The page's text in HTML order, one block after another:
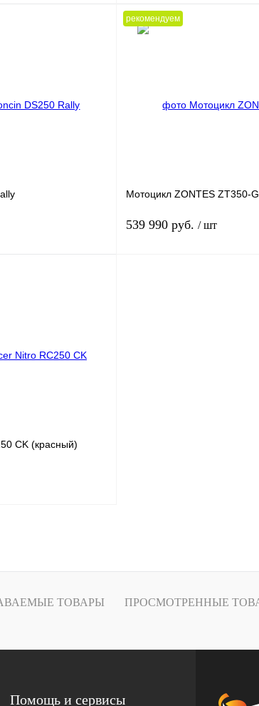
наличии
наличии
рекомендуем
Мотоцикл ZONTES ZT350-
539 990 руб. / шт
CK (красный)
К сравнению
ТОВАРЫ ПРОСМОТРЕННЫЕ
Помощь и сервисы